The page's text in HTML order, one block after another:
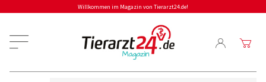
Willkommen im Magazin von Tierarzt24.de!